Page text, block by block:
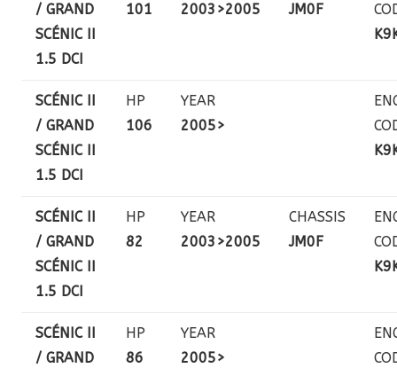
/ GRAND
SCÉNIC II
1.5 DCI
101
2003>2005
JM0F
SCÉNIC II
/ GRAND
SCÉNIC II
1.5 DCI
HP
106
YEAR
2005>
SCÉNIC II
/ GRAND
SCÉNIC II
1.5 DCI
HP
82
YEAR
2003>2005
CHASSIS
JM0F
SCÉNIC II
/ GRAND
HP
86
YEAR
2005>